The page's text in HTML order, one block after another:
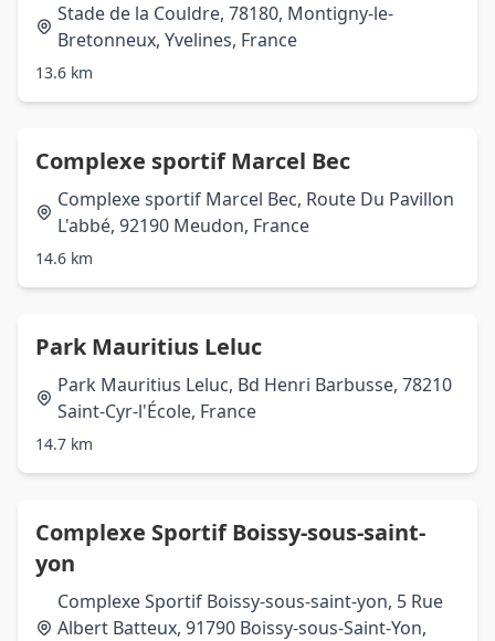
Stade de la Couldre, 78180, Montigny-le-
Bretonneux, Yvelines, France
13.6 km
Complexe sportif Marcel Bec
Complexe sportif Marcel Bec, Route Du Pavillon
L'abbé, 92190 Meudon, France
14.6 km
Park Mauritius Leluc
Park Mauritius Leluc, Bd Henri Barbusse, 78210
Saint-Cyr-l'École, France
14.7 km
Complexe Sportif Boissy-sous-saint-
yon
Complexe Sportif Boissy-sous-saint-yon, 5 Rue
Albert Batteux, 91790 Boissy-sous-Saint-Yon,